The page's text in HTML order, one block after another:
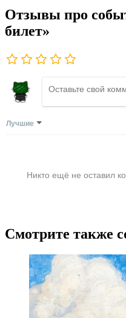
Отзывы про
билет»
Лучшие
Никто ещё не оставил
Смотрите также